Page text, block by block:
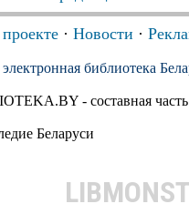
· Новости ·
библиотека
- составная
Беларуси